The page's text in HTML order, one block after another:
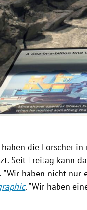
haben die Forscher
Seit Freitag kann
haben nicht nur
. "Wir haben